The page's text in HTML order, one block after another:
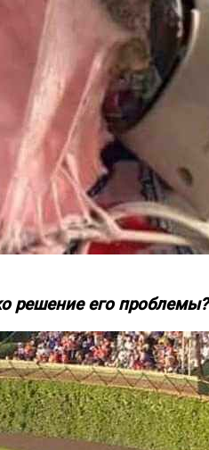
решение его проблемы?